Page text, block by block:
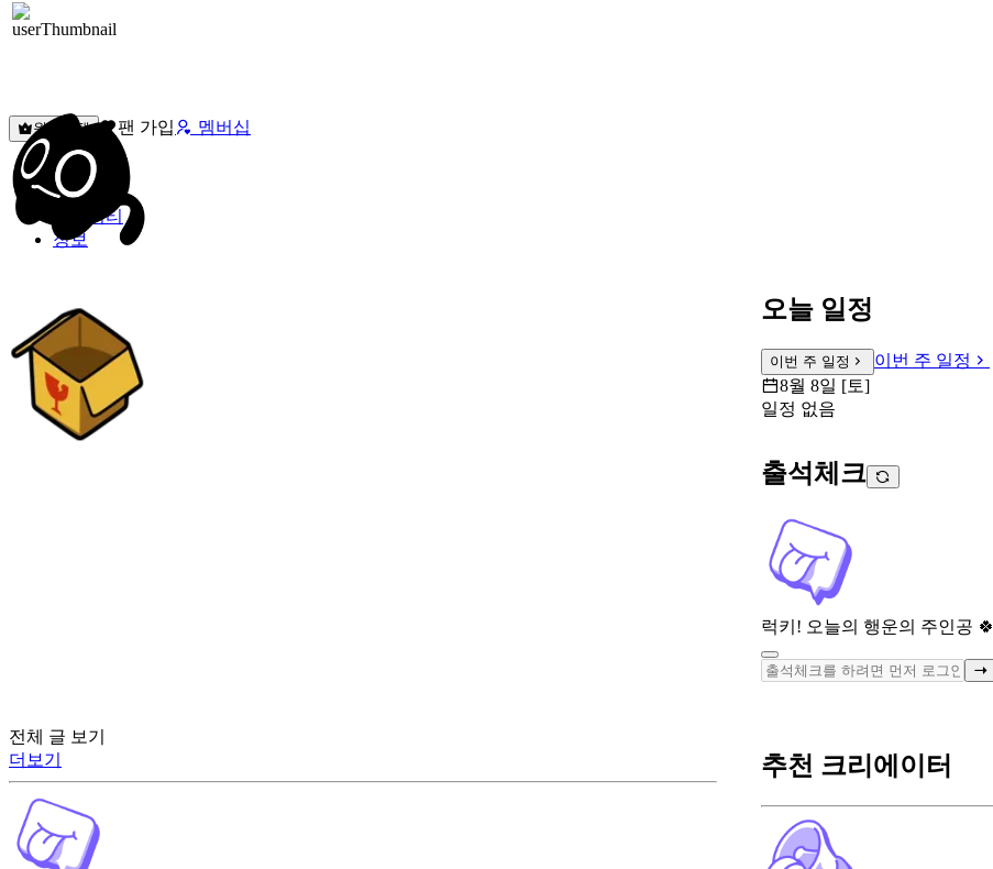
원픽선택 팬 가입 멤버십
밐타운
피드
커뮤니티
정보
오늘 일정
이번 주 일정
이번 주 일정
8월 8일 [토]
일정 없음
출석체크
럭키! 오늘의 행운의 주인공 🍀
전체 글 보기
더보기
추천 크리에이터